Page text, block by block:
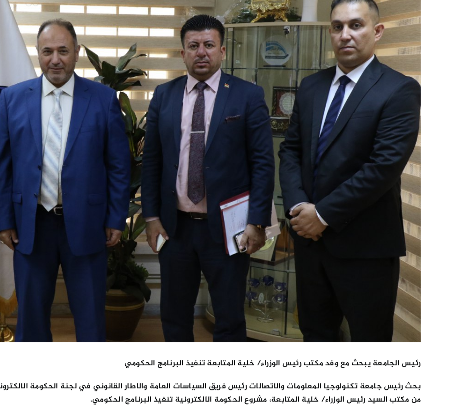
رئيس الجامعة يبحث مع وفد مكتب رئيس الوزراء/ خلية المتابعة تنفيذ البرنامج الحكومي
بحث رئيس جامعة تكنولوجيا المعلومات والاتصالات رئيس فريق السياسات العامة والاطار القانوني في لجنة الحكومة
من مكتب السيد رئيس الوزراء/ خلية المتابعة، مشروع الحكومة الالكترونية تنفيذ البرنامج الحكومي.